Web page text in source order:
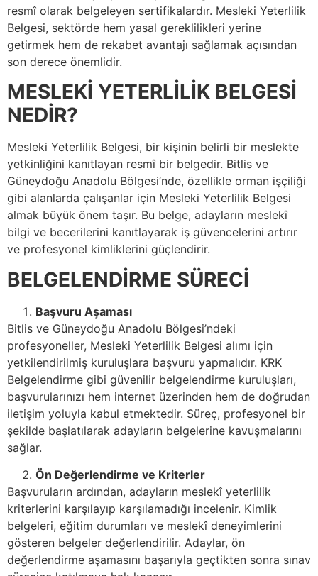
resmî olarak belgeleyen sertifikalardır. Mesleki Yeterlilik
Belgesi, sektörde hem yasal gereklilikleri yerine
getirmek hem de rekabet avantajı sağlamak açısından
son derece önemlidir.
MESLEKİ YETERLİLİK BELGESİ
NEDİR?
Mesleki Yeterlilik Belgesi, bir kişinin belirli bir meslekte
yetkinliğini kanıtlayan resmî bir belgedir. Bitlis ve
Güneydoğu Anadolu Bölgesi’nde, özellikle orman işçiliği
gibi alanlarda çalışanlar için Mesleki Yeterlilik Belgesi
almak büyük önem taşır. Bu belge, adayların meslekî
bilgi ve becerilerini kanıtlayarak iş güvencelerini artırır
ve profesyonel kimliklerini güçlendirir.
BELGELENDİRME SÜRECİ
Başvuru Aşaması
Bitlis ve Güneydoğu Anadolu Bölgesi’ndeki
profesyoneller, Mesleki Yeterlilik Belgesi alımı için
yetkilendirilmiş kuruluşlara başvuru yapmalıdır. KRK
Belgelendirme gibi güvenilir belgelendirme kuruluşları,
başvurularınızı hem internet üzerinden hem de doğrudan
iletişim yoluyla kabul etmektedir. Süreç, profesyonel bir
şekilde başlatılarak adayların belgelerine kavuşmalarını
sağlar.
Ön Değerlendirme ve Kriterler
Başvuruların ardından, adayların meslekî yeterlilik
kriterlerini karşılayıp karşılamadığı incelenir. Kimlik
belgeleri, eğitim durumları ve meslekî deneyimlerini
gösteren belgeler değerlendirilir. Adaylar, ön
değerlendirme aşamasını başarıyla geçtikten sonra sınav